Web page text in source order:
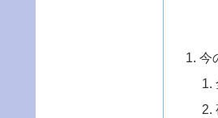
今